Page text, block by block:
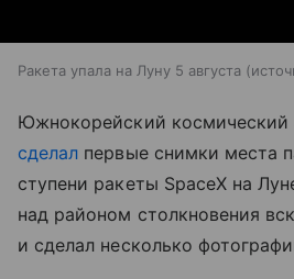
Ракета упала на Луну 5 августа
Южнокорейский космический
сделал первые снимки места
ступени ракеты SpaceX на
над районом столкновения
и сделал несколько